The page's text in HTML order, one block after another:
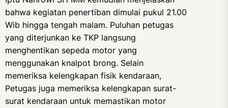
bahwa kegiatan penertiban dimulai pukul 21.00
Wib hingga tengah malam. Puluhan petugas
yang diterjunkan ke TKP langsung
menghentikan sepeda motor yang
menggunakan knalpot brong. Selain
memeriksa kelengkapan fisik kendaraan,
Petugas juga memeriksa kelengkapan surat-
surat kendaraan untuk memastikan motor